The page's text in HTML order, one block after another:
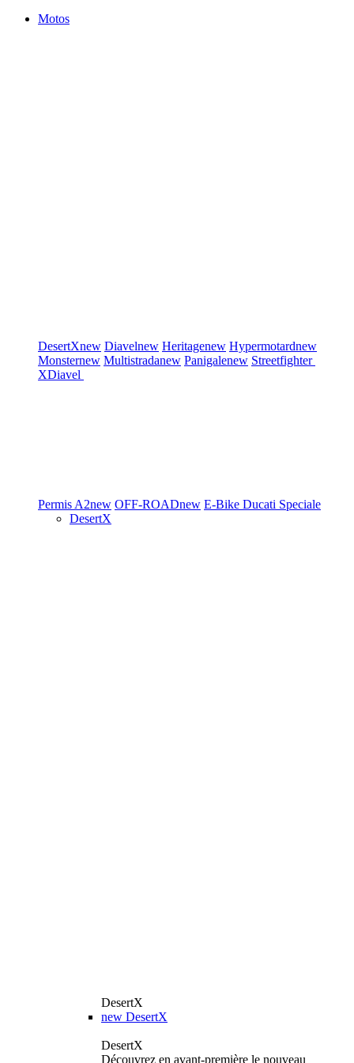
Motos
DesertXnew Diavelnew Heritagenew Hypermotardnew
Monsternew Multistradanew Panigalenew Streetfighter
XDiavel
Permis A2new OFF-ROADnew E-Bike Ducati Speciale
DesertX
DesertX
new DesertX
DesertX
Découvrez en avant-première le nouveau